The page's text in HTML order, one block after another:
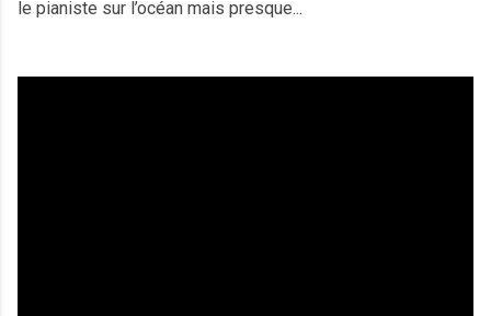
le pianiste sur l’océan mais presque...